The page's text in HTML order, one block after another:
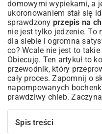
domowymi wypiekami, a
ukoronowaniem stał się
sprawdzony przepis na
nie jest tylko jedzenie. To
dla siebie i ogromna
co? Wcale nie jest to takie
Obiecuję. Ten artykuł to
przewodnik, który
cały proces. Zapomnij o
napompowanych
prawdziwy chleb.
Spis treści